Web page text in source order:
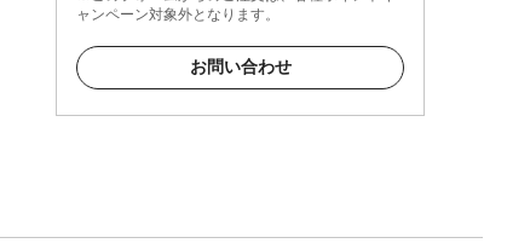
ャンペーン対象外となります。
お問い合わせ